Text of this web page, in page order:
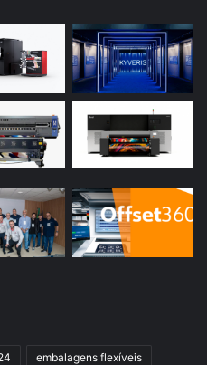
embalagens flexíveis